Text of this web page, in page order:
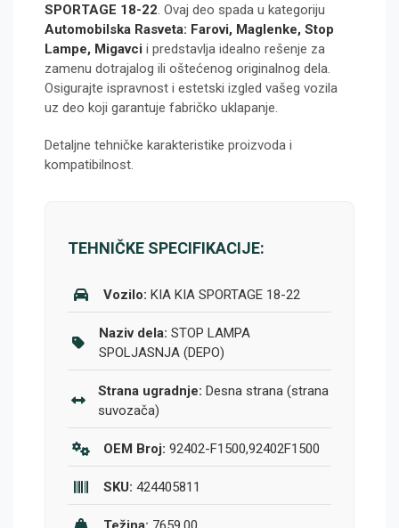
SPORTAGE 18-22. Ovaj deo spada u kategoriju
Automobilska Rasveta: Farovi, Maglenke, Stop
Lampe, Migavci i predstavlja idealno rešenje za
zamenu dotrajalog ili oštećenog originalnog dela.
Osigurajte ispravnost i estetski izgled vašeg vozila
uz deo koji garantuje fabričko uklapanje.
Detaljne tehničke karakteristike proizvoda i
kompatibilnost.
TEHNIČKE SPECIFIKACIJE:
Vozilo: KIA KIA SPORTAGE 18-22
Naziv dela: STOP LAMPA
SPOLJASNJA (DEPO)
Strana ugradnje: Desna strana (strana
suvozača)
OEM Broj: 92402-F1500,92402F1500
SKU: 424405811